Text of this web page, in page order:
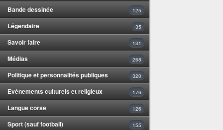
Bande dessinée 125
Légendaire 35
Savoir faire 131
Médias 268
Politique et personnalités publiques 320
Evénements culturels et religieux 176
Langue corse 126
Sport (sauf football) 155